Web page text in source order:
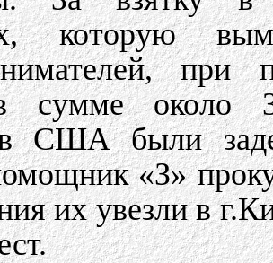
которую
при
сумме около
США были
«З»
их увезли в